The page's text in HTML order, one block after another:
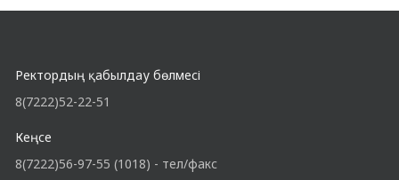
Ректордың қабылдау бөлмесі
8(7222)52-22-51
Кеңсе
8(7222)56-97-55 (1018) - тел/факс